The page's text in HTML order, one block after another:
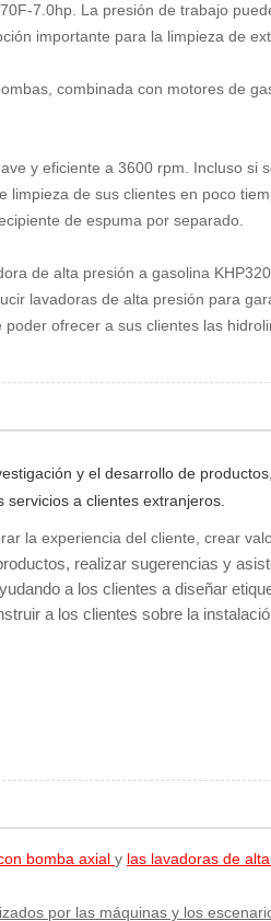
7.0hp. La presión de trabajo
importante para la limpieza de
combinada con motores de
y eficiente a 3600 rpm. Incluso si
de sus clientes en poco
de espuma por separado.
de alta presión a gasolina
lavadoras de alta presión para
ofrecer a sus clientes las
y el desarrollo de
servicios a clientes extranjeros.
la experiencia del cliente, crear
realizar sugerencias y
a los clientes a diseñar
a los clientes sobre la
bomba axial y las lavadoras de
por las máquinas y los